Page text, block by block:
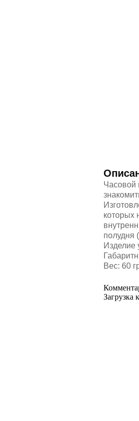
Часовой
которых
полудня
Изделие
Вес: 60
Загрузка